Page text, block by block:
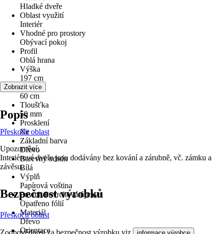
Hladké dveře
Oblast využití
Interiér
Vhodné pro prostory
Obývací pokoj
Profil
Oblá hrana
Výška
197 cm
Šířka
60 cm
Tloušťka
50 mm
Prosklení
Ne
Základní barva
Dřevo
Barevný odstín
Bílá
Výplň
Papírová voština
Povrch/Povrchová úprava
Opatřeno fólií
Materiál
Dřevo
Orientace
Zobrazit více
Popis
Přeskočit oblast
Upozornění:
Interiérové dveře jsou dodávány bez kování a zárubně, vč. zámku a
závěsu.
Bezpečnost výrobků
Přeskočit oblast
Zodpovědnost za bezpečnost výrobku viz .